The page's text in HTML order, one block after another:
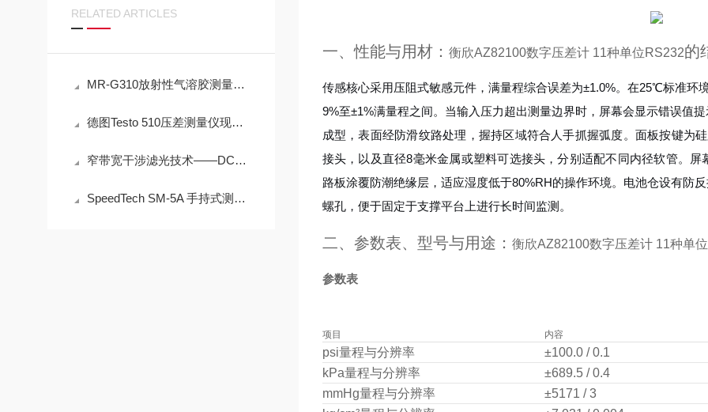
RELATED ARTICLES
MR-G310放射性气溶胶测量仪：IP65防护与-40℃~+50℃宽温工作能力
德图Testo 510压差测量仪现场测量操作与误差控制
窄带宽干涉滤光技术——DC1500-UDV高精度脱模剂浓度检测的光学核心
SpeedTech SM-5A 手持式测深仪操作误差来源与现场应用技术规范
一、性能与用材： 衡欣AZ82100数字压差计 11种单位RS232的
传感核心采用压阻式敏感元件，满量程综合误差为±1.0%。在25℃标准环
9%至±1%满量程之间。当输入压力超出测量边界时，屏幕会显示错误值
成型，表面经防滑纹路处理，握持区域符合人手抓握弧度。面板按键为
接头，以及直径8毫米金属或塑料可选接头，分别适配不同内径软管。
路板涂覆防潮绝缘层，适应湿度低于80%RH的操作环境。电池仓设有防
螺孔，便于固定于支撑平台上进行长时间监测。
二、参数表、型号与用途： 衡欣AZ82100数字压差计 11种单
参数表
项目 内容
psi量程与分辨率
±100.0 / 0.1
kPa量程与分辨率
±689.5 / 0.4
mmHg量程与分辨率
±5171 / 3